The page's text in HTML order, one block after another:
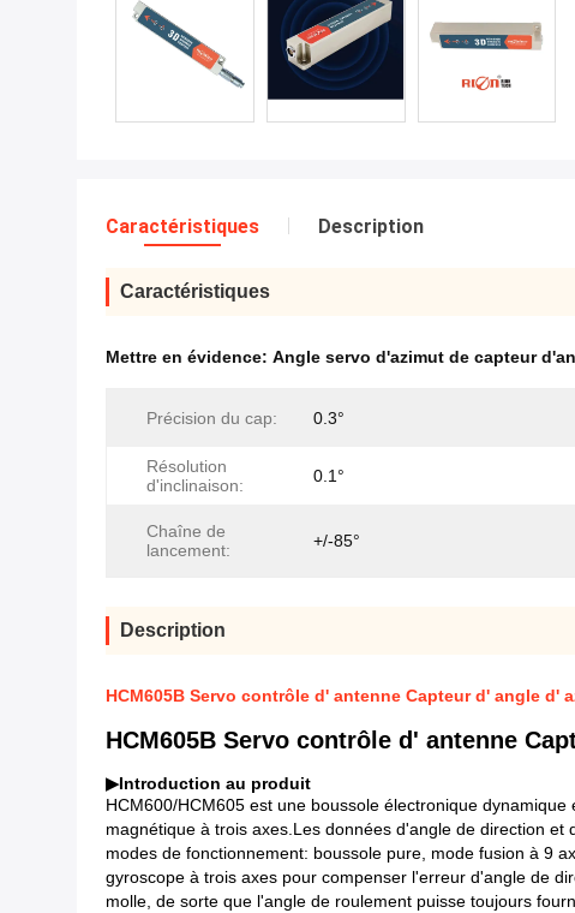
Caractéristiques Description
Caractéristiques
Mettre en évidence: Angle servo d'azimut de capteur
Précision du cap: 0.3°
Résolution
d'inclinaison:
0.1°
Chaîne de
lancement:
+/-85°
Description
HCM605B Servo contrôle d' antenne Capteur d' angle
HCM605B Servo contrôle d' antenne
▶Introduction au produit
HCM600/HCM605 est une boussole électronique
magnétique à trois axes.Les données d'angle de direction
modes de fonctionnement: boussole pure, mode fusion à 9
gyroscope à trois axes pour compenser l'erreur d'angle de
molle, de sorte que l'angle de roulement puisse toujours